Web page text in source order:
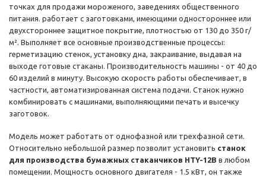
точках для продажи мороженого, заведениях общественного
питания. работает с заготовками, имеющими одностороннее или
двухстороннее защитное покрытие, плотностью от 130 до 350 г/
м². Выполняет все основные производственные процессы:
герметизацию стенок, установку дна, закраивание, выдавая на
выходе готовые стаканы. Производительность машины - от 40 до
60 изделий в минуту. Высокую скорость работы обеспечивает, в
частности, автоматизированная система подачи. Станок нужно
комбинировать с машинами, выполняющими печать и высечку
заготовок.
Модель может работать от однофазной или трехфазной сети.
Относительно небольшой размер позволит установить станок
для производства бумажных стаканчиков HTY-12B в любом
помещении. Мощность основного двигателя - 1.5 кВт, он также